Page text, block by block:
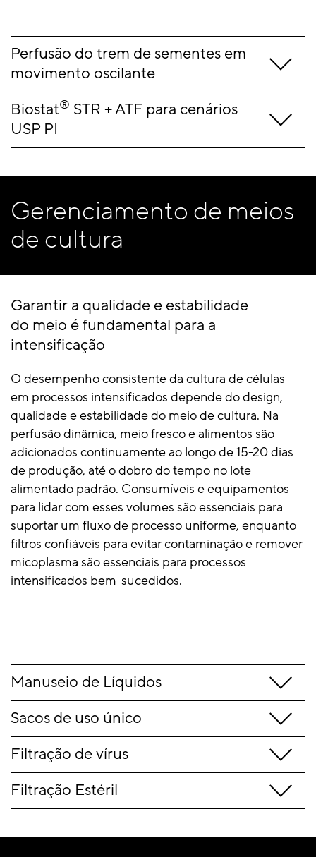
Perfusão do trem de sementes em
movimento oscilante
Biostat® STR + ATF para cenários
USP PI
Gerenciamento de meios
de cultura
Garantir a qualidade e estabilidade
do meio é fundamental para a
intensificação
O desempenho consistente da cultura de células
em processos intensificados depende do design,
qualidade e estabilidade do meio de cultura. Na
perfusão dinâmica, meio fresco e alimentos são
adicionados continuamente ao longo de 15-20 dias
de produção, até o dobro do tempo no lote
alimentado padrão. Consumíveis e equipamentos
para lidar com esses volumes são essenciais para
suportar um fluxo de processo uniforme, enquanto
filtros confiáveis para evitar contaminação e remover
micoplasma são essenciais para processos
intensificados bem-sucedidos.
Manuseio de Líquidos
Sacos de uso único
Filtração de vírus
Filtração Estéril